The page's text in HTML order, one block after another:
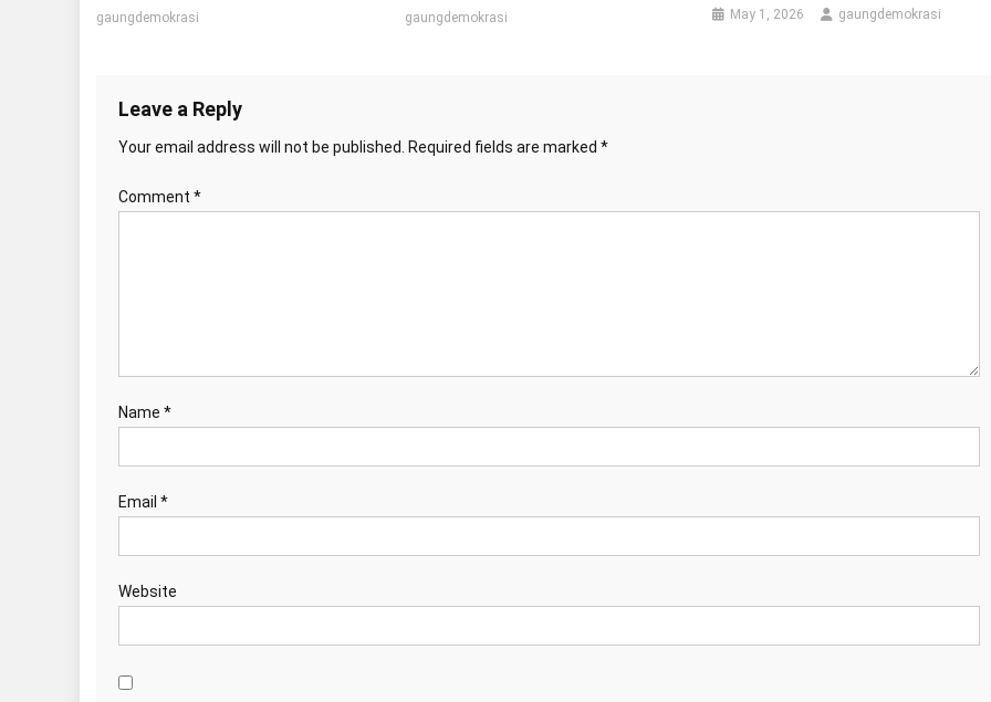
gaungdemokrasi
gaungdemokrasi
May 1, 2026 gaungdemokrasi
Leave a Reply
Your email address will not be published. Required fields are marked *
Comment *
Name *
Email *
Website